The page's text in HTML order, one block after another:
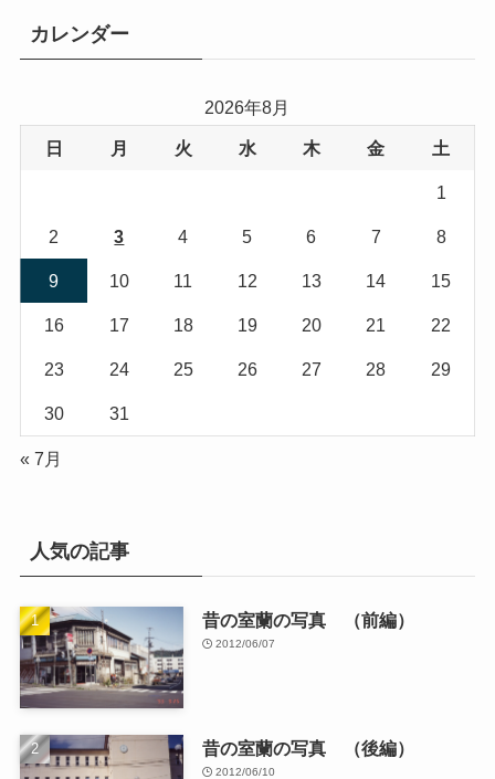
ー
カレンダー
2026年8月
日 月 火 水 木 金 土
1
2 3 4 5 6 7 8
9 10 11 12 13 14 15
16 17 18 19 20 21 22
23 24 25 26 27 28 29
30 31
« 7月
人気の記事
昔の室蘭の写真 （前編）
2012/06/07
昔の室蘭の写真 （後編）
2012/06/10